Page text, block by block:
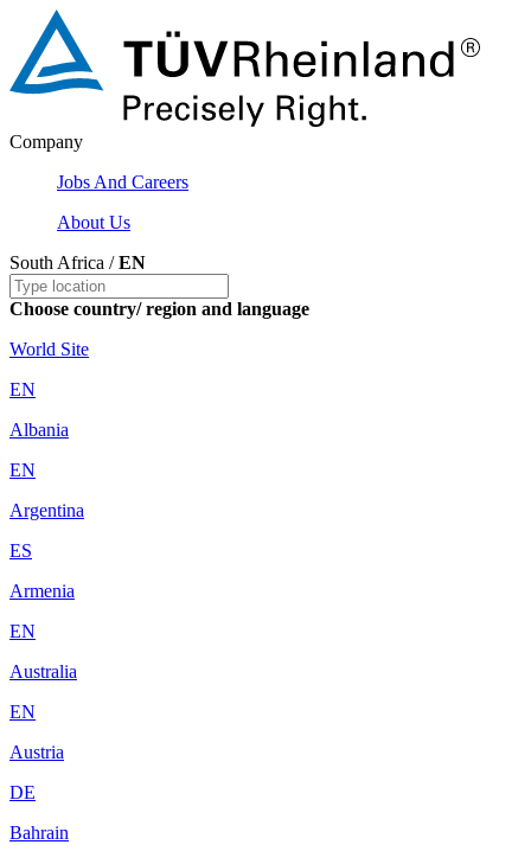
Company
Jobs And Careers
About Us
South Africa /EN
Choose country/ region and language
World Site
EN
Albania
EN
Argentina
ES
Armenia
EN
Australia
EN
Austria
DE
Bahrain